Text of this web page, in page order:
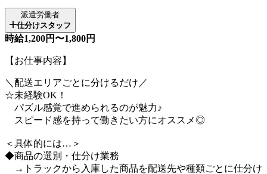
派遣労働者
仕分けスタッフ
時給1,200円〜1,800円
【お仕事内容】
＼配送エリアごとに分けるだけ／
☆未経験OK！
パズル感覚で進められるのが魅力♪
スピード感を持って働きたい方にオススメ◎
＜具体的には…＞
◆商品の選別・仕分け業務
→トラックから入庫した商品を配送先や種類ごとに仕分け